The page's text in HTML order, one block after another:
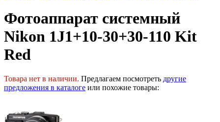
Фотоаппарат системный
Nikon 1J1+10-30+30-110 Kit
Red
Товара нет в наличии. Предлагаем посмотреть другие
предложения в каталоге или похожие товары: